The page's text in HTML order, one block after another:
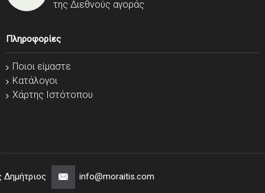
της Διεθνούς αγοράς
Πληροφορίες
Ποιοι είμαστε
Κατάλογοι
Χάρτης Ιστότοπου
Δημήτριος info@moraitis.com